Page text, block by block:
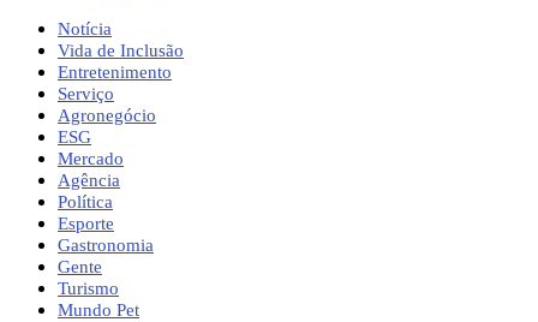
Notícia
Vida de Inclusão
Entretenimento
Serviço
Agronegócio
ESG
Mercado
Agência
Política
Esporte
Gastronomia
Gente
Turismo
Mundo Pet